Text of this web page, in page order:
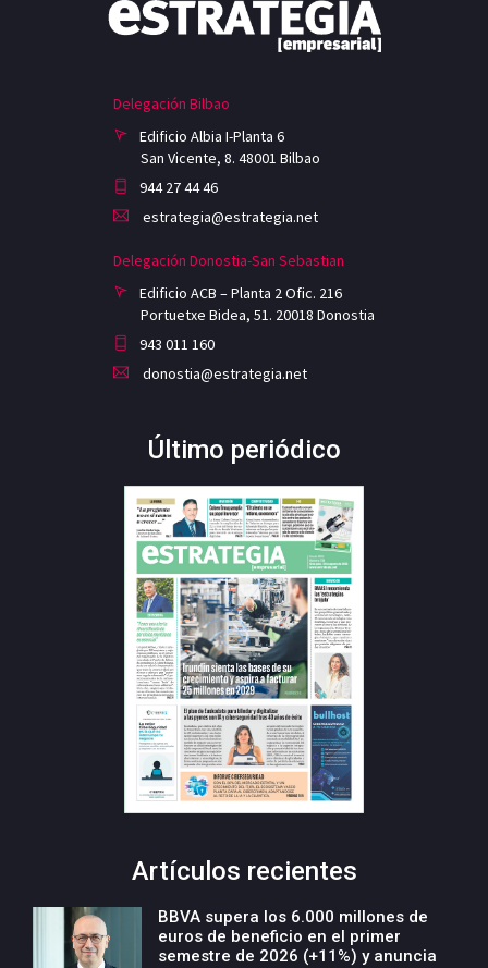
Delegación Bilbao
Edificio Albia I-Planta 6
San Vicente, 8. 48001 Bilbao
944 27 44 46
estrategia@estrategia.net
Delegación Donostia-San Sebastian
Edificio ACB – Planta 2 Ofic. 216
Portuetxe Bidea, 51. 20018 Donostia
943 011 160
donostia@estrategia.net
Último periódico
Artículos recientes
BBVA supera los 6.000 millones de
euros de beneficio en el primer
semestre de 2026 (+11%) y anuncia